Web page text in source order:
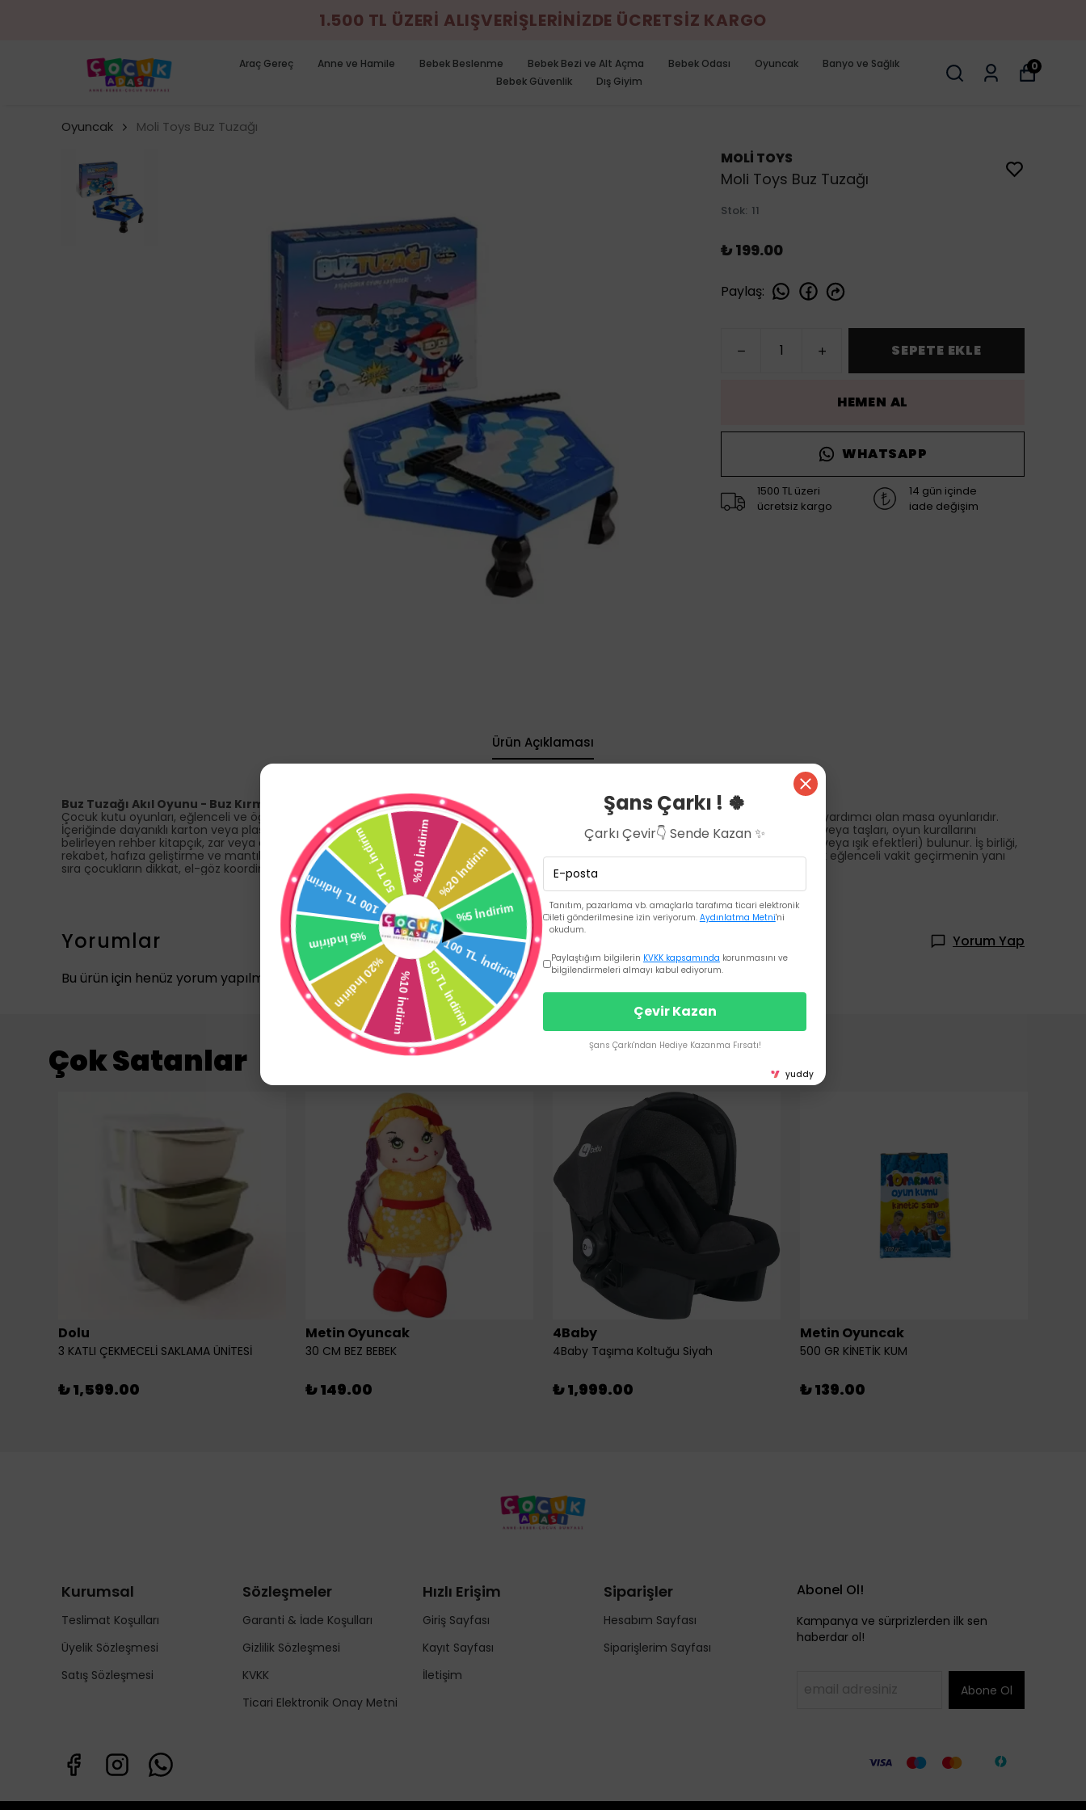
1.500 TL ÜZERİ ALIŞVERİŞLERİNİZDE ÜCRETSİZ KARGO
Araç Gereç Anne ve Hamile Bebek Beslenme Bebek Bezi ve Alt Açma Bebek Odası Oyuncak
Banyo ve Sağlık
Bebek Güvenlik
Dış Giyim
0
Oyuncak Moli Toys Buz Tuzağı
MOLİ TOYS
Moli Toys Buz Tuzağı
Stok: 11
₺ 199.00
Paylaş:
SEPETE EKLE
HEMEN AL
WHATSAPP
1500 TL üzeri
ücretsiz kargo
14 gün içinde
iade değişim
Ürün Açıklaması
Buz Tuzağı Akıl Oyunu - Buz Kırma Oyunu 8681511001063
Çocuk kutu oyunları, eğlenceli ve öğretici bir şekilde çocukların strateji geliştirme, problem çözme ve sosyal becerilerini geliştirmelerine yardımcı olan masa oyunlarıdır.
İçeriğinde dayanıklı karton veya plastikten üretilmiş oyun tahtası, yaş grubuna uygun renkli ve dikkat çekici tasarıma sahip oyun kartları veya taşları, oyun kurallarını
belirleyen rehber kitapçık, zar veya döner çark gibi şans unsurları ve bazı modellerde interaktif öğeler (mıknatıslı parçalar, elektronik ses veya ışık efektleri) bulunur. İş birliği,
rekabet, hafıza geliştirme ve mantık yürütme gibi farklı becerilere yönelik tasarlanan kutu oyunları, aile ve arkadaşlarla birlikte oynanarak eğlenceli vakit geçirmenin yanı
sıra çocukların dikkat, el-göz koordinasyonu ve iletişim becerilerini güçlendirmeye de katkı sağlar.
Yorumlar
Yorum Yap
Bu ürün için henüz yorum yapılmamış.
Çok Satanlar
Dolu
3 KATLI ÇEKMECELİ SAKLAMA ÜNİTESİ
₺ 1,599.00
Metin Oyuncak
30 CM BEZ BEBEK
₺ 149.00
4Baby
4Baby Taşıma Koltuğu Siyah
₺ 1,999.00
Metin Oyuncak
500 GR KİNETİK KUM
₺ 139.00
Kurumsal
Teslimat Koşulları
Üyelik Sözleşmesi
Satış Sözleşmesi
Sözleşmeler
Garanti & İade Koşulları
Gizlilik Sözleşmesi
KVKK
Ticari Elektronik Onay Metni
Hızlı Erişim
Giriş Sayfası
Kayıt Sayfası
İletişim
Siparişler
Hesabım Sayfası
Siparişlerim Sayfası
Abonel Ol!
Kampanya ve sürprizlerden ilk sen
haberdar ol!
Abone Ol
Şans Çarkı ! 🍀
Çarkı Çevir👇 Sende Kazan ✨
Tanıtım, pazarlama vb. amaçlarla tarafıma ticari elektronik
ileti gönderilmesine izin veriyorum. Aydınlatma Metni'ni
okudum.
Paylaştığım bilgilerin KVKK kapsamında korunmasını ve
bilgilendirmeleri almayı kabul ediyorum.
Çevir Kazan
Şans Çarkı'ndan Hediye Kazanma Fırsatı!
yuddy